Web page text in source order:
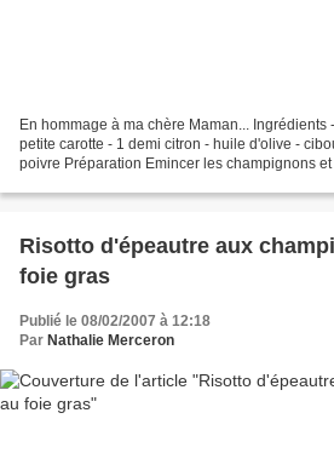
En hommage à ma chère Maman...
petite carotte - 1 demi citron - huile d'olive -
poivre Préparation Emincer les champignons
Risotto d'épeautre aux
foie gras
Publié le 08/02/2007 à 12:18
Par Nathalie Merceron